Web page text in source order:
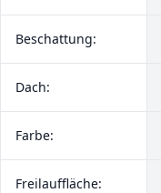
Beschattung:
Dach:
Farbe:
Freilauffläche: